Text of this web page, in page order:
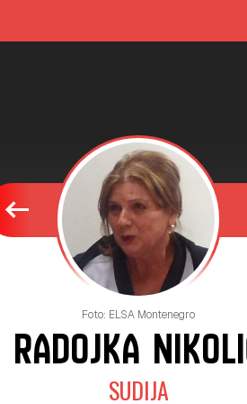
west
Foto: ELSA Montenegro
RADOJKA
SUDIJA